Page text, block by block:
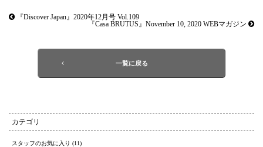
『Discover Japan』2020年12月号 Vol.109
『Casa BRUTUS』November 10, 2020 WEBマガジン
一覧に戻る
カテゴリ
スタッフのお気に入り (11)